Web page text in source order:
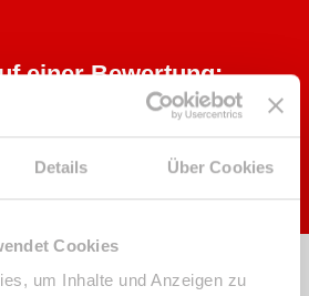
Details Über Cookies
Cookies
um Inhalte und Anzeigen zu
einer Bewertung:
Anlayse Ihrer
Ergebnis per E-Mail